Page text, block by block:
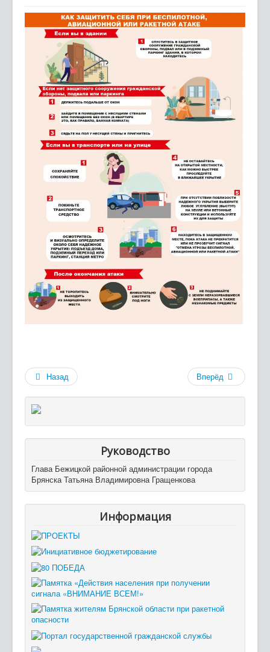
Назад Вперёд
Руководство
Глава Бежицкой районной администрации города
Брянска Татьяна Владимировна Гращенкова
Информация